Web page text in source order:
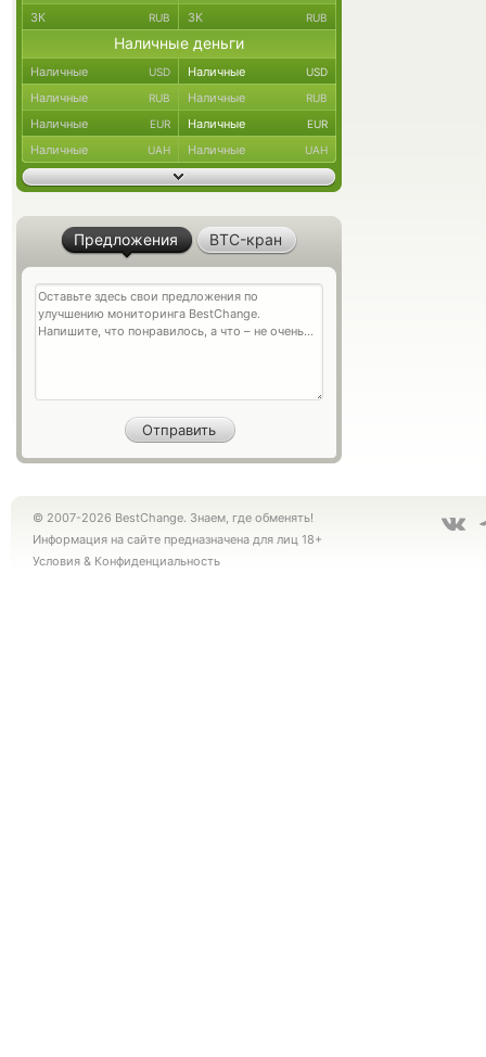
ЗК RUB ЗК RUB
Наличные деньги
Наличные USD Наличные USD
Наличные RUB Наличные RUB
Наличные EUR Наличные EUR
Наличные UAH Наличные UAH
Предложения BTC-кран
© 2007-2026 BestChange. Знаем, где обменять!
Информация на сайте предназначена для лиц 18+
Условия & Конфиденциальность